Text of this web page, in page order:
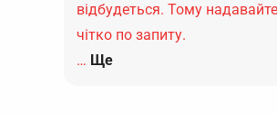
відбудеться. Тому
чітко по запиту.
… Ще